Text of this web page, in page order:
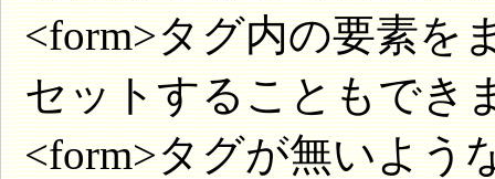
<form>タグ内の要素を
セットすることもでき
<form>タグが無いよう